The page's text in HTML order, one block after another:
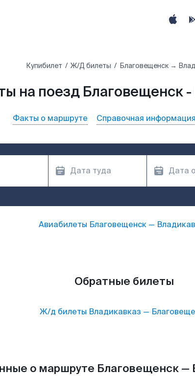
Купибилет Ж/Д билеты Благовещенск →
на поезд Благовещенск
Факты о маршруте Справочная информация
Авиабилеты Благовещенск —
Обратные билеты
Ж/д билеты Владикавказ —
о маршруте Благовещенск —